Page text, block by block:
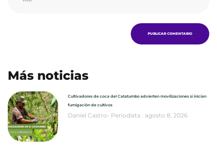
Más noticias
Cultivadores de coca del Catatumbo advierten movilizaciones si inician
fumigación de cultivos
Daniel Castro- Periodista agosto 8, 2026